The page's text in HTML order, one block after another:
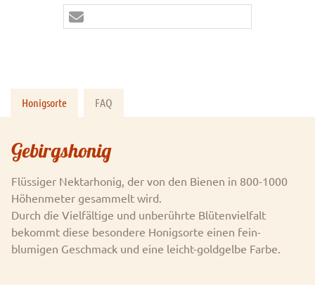
Honigsorte FAQ
Gebirgshonig
Flüssiger Nektarhonig, der von den Bienen in 800-1000
Höhenmeter gesammelt wird.
Durch die Vielfältige und unberührte Blütenvielfalt
bekommt diese besondere Honigsorte einen fein-
blumigen Geschmack und eine leicht-goldgelbe Farbe.